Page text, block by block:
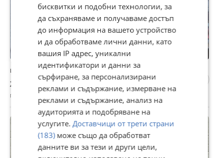
изкупуване на мотоблокове
255,65 €
гр. Горна Оряховица, Велико Търново, 03 август
бисквитки и подобни технологии, за
да съхраняваме и получаваме достъп
до информация на вашето устройство
и да обработваме лични данни, като
вашия IP адрес, уникални
идентификатори и данни за
сърфиране, за персонализирани
реклами и съдържание, измерване на
реклами и съдържание, анализ на
аудиторията и подобряване на
услугите.Доставчици от трети страни
(183)може също да обработват
данните ви за тези и други цели,